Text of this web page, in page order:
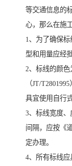
等交通信息的
心，那么在施
1、为了确保
型和用量应经批
2、标线的颜色
（JT/
具宜使用自行
3、标线宽度
间隔，应按《
定办理。
4、所有标线